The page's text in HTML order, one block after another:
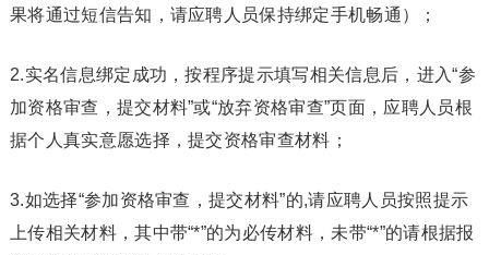
果将通过短信告知，请应聘人员保持绑定手机畅通）；
2.实名信息绑定成功，按程序提示填写相关信息后，进入“参
加资格审查，提交材料”或“放弃资格审查”页面，应聘人员根
据个人真实意愿选择，提交资格审查材料；
3.如选择“参加资格审查，提交材料”的,请应聘人员按照提示
上传相关材料，其中带“*”的为必传材料，未带“*”的请根据报